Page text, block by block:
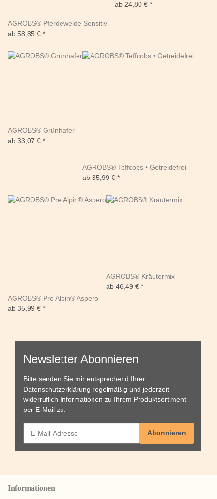
AGROBS® Pferdeweide Sensitiv
ab 58,85 € *
ab 24,80 € *
AGROBS® Grünhafer
ab 33,07 € *
AGROBS® Teffcobs • Getreidefrei
ab 35,99 € *
AGROBS® Pre Alpin® Aspero
ab 35,99 € *
AGROBS® Kräutermix
ab 46,49 € *
Newsletter Abonnieren
Bitte senden Sie mir entsprechend Ihrer
Datenschutzerklärung regelmäßig und jederzeit
widerruflich Informationen zu Ihrem Produktsortiment
per E-Mail zu.
Abonnieren
Informationen